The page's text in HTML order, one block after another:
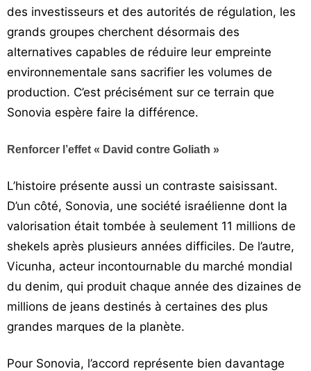
des investisseurs et des autorités de régulation, les
grands groupes cherchent désormais des
alternatives capables de réduire leur empreinte
environnementale sans sacrifier les volumes de
production. C’est précisément sur ce terrain que
Sonovia espère faire la différence.
Renforcer l’effet « David contre Goliath »
L’histoire présente aussi un contraste saisissant.
D’un côté, Sonovia, une société israélienne dont la
valorisation était tombée à seulement 11 millions de
shekels après plusieurs années difficiles. De l’autre,
Vicunha, acteur incontournable du marché mondial
du denim, qui produit chaque année des dizaines de
millions de jeans destinés à certaines des plus
grandes marques de la planète.
Pour Sonovia, l’accord représente bien davantage